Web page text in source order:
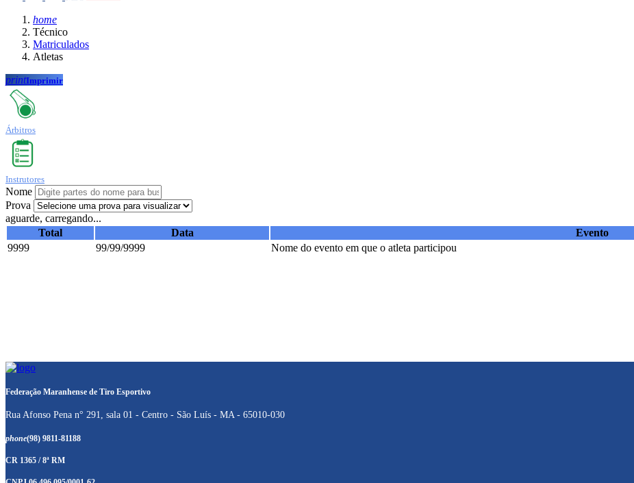
home
Técnico
Matriculados
Atletas
printImprimir
Árbitros
Instrutores
Nome
Prova
aguarde, carregando...
Total
Data
Evento
9999
99/99/9999 Nome do evento em que o atleta participou
Federação Maranhense de Tiro Esportivo
Rua Afonso Pena n° 291, sala 01 - Centro - São Luís - MA - 65010-030
phone(98) 9811-81188
CR 1365 / 8ª RM